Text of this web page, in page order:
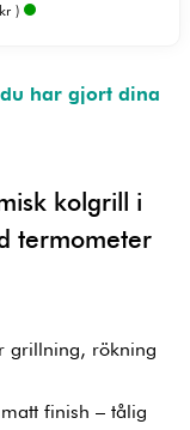
)
har gjort dina
kolgrill i
termometer
grillning, rökning
finish – tålig